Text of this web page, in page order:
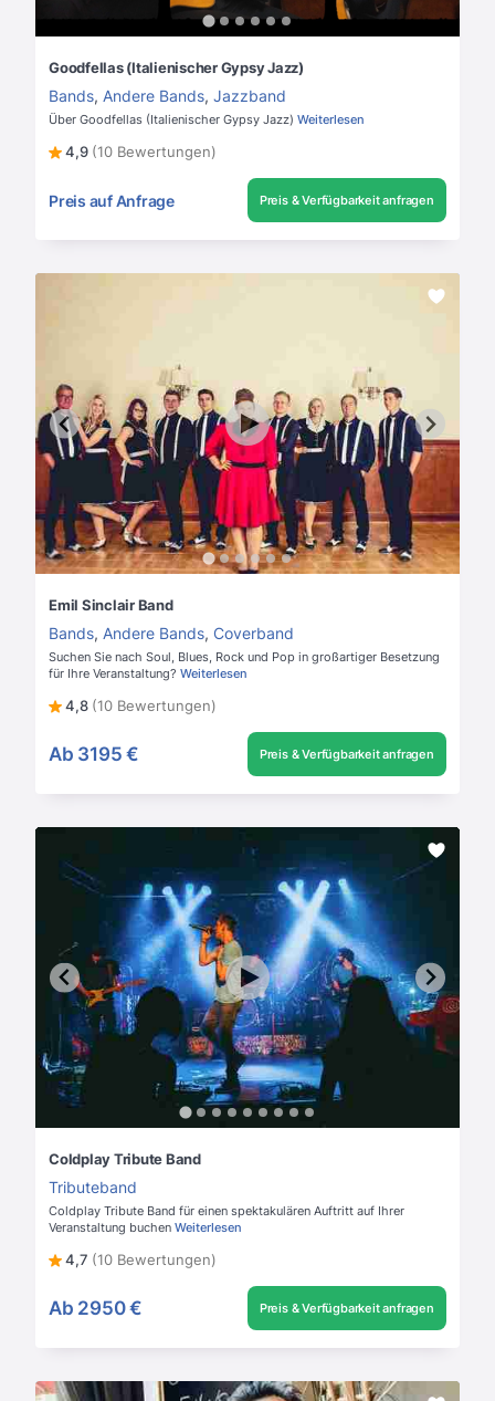
Goodfellas (Italienischer Gypsy Jazz)
Bands, Andere Bands, Jazzband
Über Goodfellas (Italienischer Gypsy Jazz) Weiterlesen
4,9 (10 Bewertungen)
Preis auf Anfrage Preis & Verfügbarkeit anfragen
Emil Sinclair Band
Bands, Andere Bands, Coverband
Suchen Sie nach Soul, Blues, Rock und Pop in großartiger Besetzung
für Ihre Veranstaltung? Weiterlesen
4,8 (10 Bewertungen)
Ab 3195 € Preis & Verfügbarkeit anfragen
Coldplay Tribute Band
Tributeband
Coldplay Tribute Band für einen spektakulären Auftritt auf Ihrer
Veranstaltung buchen Weiterlesen
4,7 (10 Bewertungen)
Ab 2950 € Preis & Verfügbarkeit anfragen